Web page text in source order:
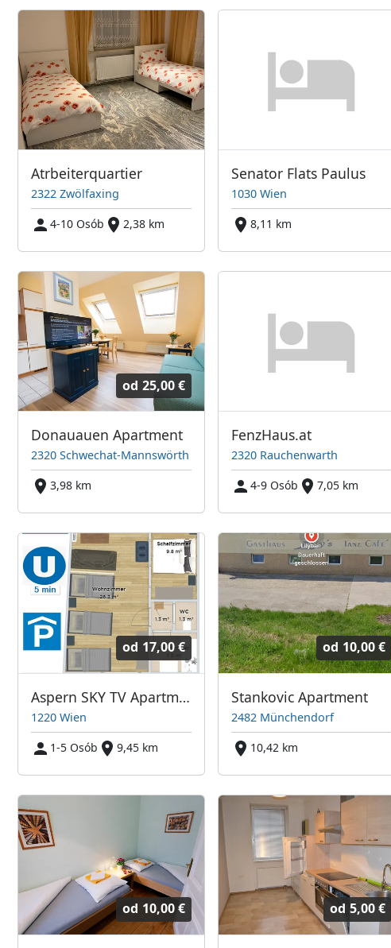
Atrbeiterquartier
2322 Zwölfaxing
4-10 Osób
2,38 km
Senator Flats Paulus
1030 Wien
8,11 km
od 25,00 €
Donauauen Apartment
2320 Schwechat-Mannswörth
3,98 km
FenzHaus.at
2320 Rauchenwarth
4-9 Osób
7,05 km
od 17,00 €
Aspern SKY TV Apartment
1220 Wien
1-5 Osób
9,45 km
od 10,00 €
Stankovic Apartment
2482 Münchendorf
10,42 km
od 10,00 € od 5,00 €